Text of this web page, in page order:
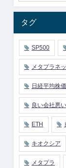
タグ
SP500
メタプラネ
日経平均株価
良い会社悪
ETH
キオクシア
メタプラ